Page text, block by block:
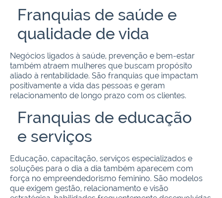
Franquias de saúde e
qualidade de vida
Negócios ligados à saúde, prevenção e bem-estar
também atraem mulheres que buscam propósito
aliado à rentabilidade. São franquias que impactam
positivamente a vida das pessoas e geram
relacionamento de longo prazo com os clientes.
Franquias de educação
e serviços
Educação, capacitação, serviços especializados e
soluções para o dia a dia também aparecem com
força no empreendedorismo feminino. São modelos
que exigem gestão, relacionamento e visão